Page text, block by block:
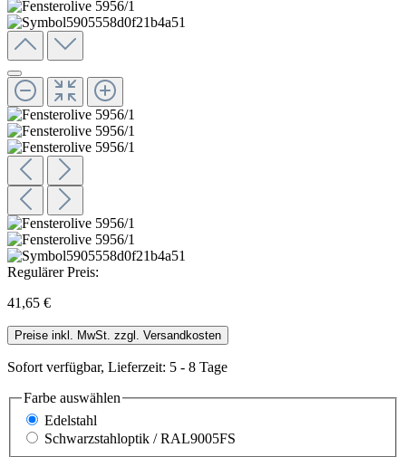
Regulärer Preis:
41,65 €
Preise inkl. MwSt. zzgl. Versandkosten
Sofort verfügbar, Lieferzeit: 5 - 8 Tage
Farbe auswählen
Edelstahl
Schwarzstahloptik / RAL9005FS